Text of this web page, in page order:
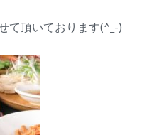
て頂いております(^_-)